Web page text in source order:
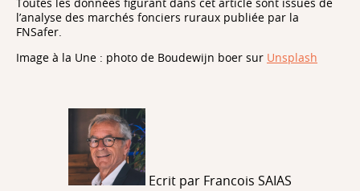
l’analyse des marchés fonciers ruraux publiée par la
FNSafer.
Image à la Une : photo de Boudewijn boer sur Unsplash
Ecrit par Francois SAIAS